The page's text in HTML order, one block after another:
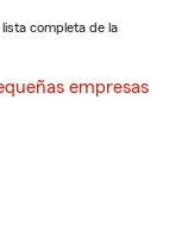
completa de la
empresas